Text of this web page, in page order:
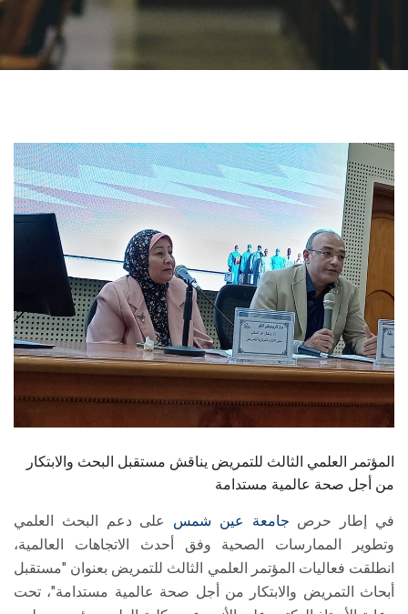
الأنظمة الذكية
الطلاب
هيئة التدريس
الدراسات العليا
الخريجين
الموظفون
الزائـرون
سجل الان
المؤتمر العلمي الثالث للتمريض يناقش مستقبل البحث والابتكار
من أجل صحة عالمية مستدامة
في إطار حرص جامعة عين شمس على دعم البحث العلمي
وتطوير الممارسات الصحية وفق أحدث الاتجاهات العالمية،
انطلقت فعاليات المؤتمر العلمي الثالث للتمريض بعنوان "مستقبل
أبحاث التمريض والابتكار من أجل صحة عالمية مستدامة"، تحت